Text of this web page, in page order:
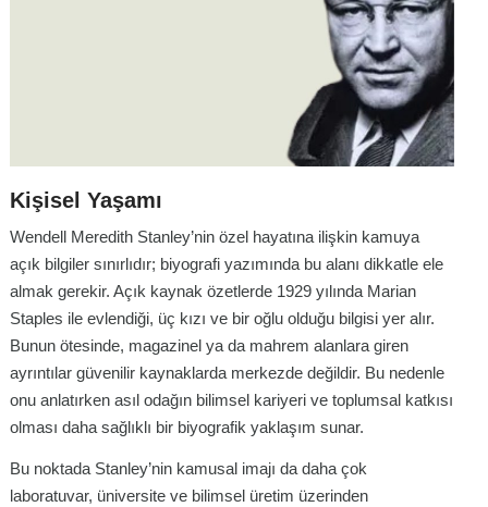
Kişisel Yaşamı
Wendell Meredith Stanley’nin özel hayatına ilişkin kamuya
açık bilgiler sınırlıdır; biyografi yazımında bu alanı dikkatle ele
almak gerekir. Açık kaynak özetlerde 1929 yılında Marian
Staples ile evlendiği, üç kızı ve bir oğlu olduğu bilgisi yer alır.
Bunun ötesinde, magazinel ya da mahrem alanlara giren
ayrıntılar güvenilir kaynaklarda merkezde değildir. Bu nedenle
onu anlatırken asıl odağın bilimsel kariyeri ve toplumsal katkısı
olması daha sağlıklı bir biyografik yaklaşım sunar.
Bu noktada Stanley’nin kamusal imajı da daha çok
laboratuvar, üniversite ve bilimsel üretim üzerinden